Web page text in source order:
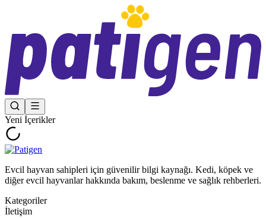
Yeni İçerikler
Evcil hayvan sahipleri için güvenilir bilgi kaynağı. Kedi, köpek ve
diğer evcil hayvanlar hakkında bakım, beslenme ve sağlık rehberleri.
Kategoriler
İletişim